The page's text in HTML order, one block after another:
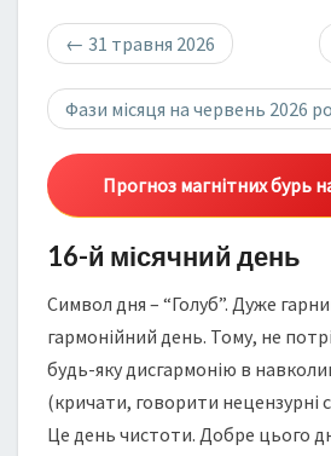
← 31 травня 2026
Фази місяця на червень 2026
Прогноз магнітних бурь
16-й місячний день
Символ дня – “Голуб”. Дуже
гармонійний день. Тому, не
будь-яку дисгармонію в
(кричати, говорити нецензурні
Це день чистоти. Добре цього